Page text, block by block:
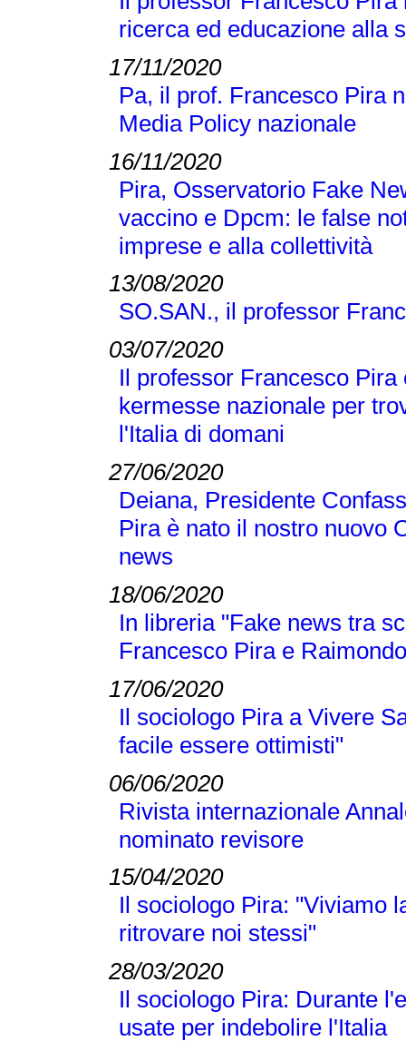
ricerca ed educazione alla
17/11/2020
Pa, il prof. Francesco Pira
Media Policy nazionale
16/11/2020
Pira, Osservatorio Fake
vaccino e Dpcm: le false
imprese e alla collettività
13/08/2020
SO.SAN., il professor
03/07/2020
Il professor Francesco
kermesse nazionale per
l'Italia di domani
27/06/2020
Deiana, Presidente
Pira è nato il nostro nuovo
news
18/06/2020
In libreria "Fake news tra
Francesco Pira e
17/06/2020
Il sociologo Pira a Vivere
facile essere ottimisti"
06/06/2020
Rivista internazionale
nominato revisore
15/04/2020
Il sociologo Pira: "Viviamo
ritrovare noi stessi"
28/03/2020
Il sociologo Pira: Durante
usate per indebolire l'Italia